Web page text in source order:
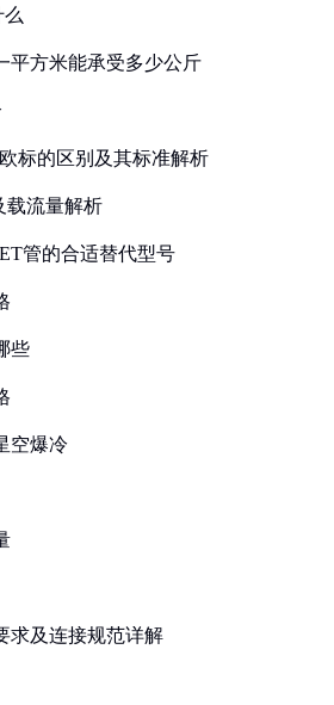
平方米能承受多少公斤
标的区别及其标准解析
载流量解析
管的合适替代型号
些
空爆冷
求及连接规范详解